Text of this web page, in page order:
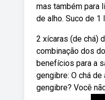
mas também para
de alho. Suco de 1
2 xícaras (de chá)
combinação dos
benefícios para a
gengibre: O chá
gengibre? Você